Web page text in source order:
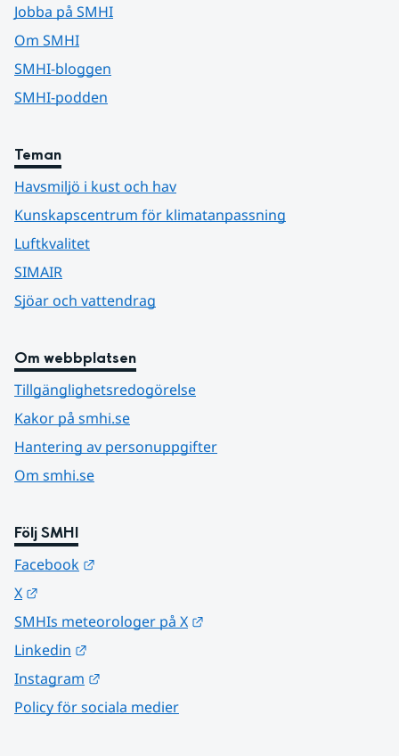
Jobba på SMHI
Om SMHI
SMHI-bloggen
SMHI-podden
Teman
Havsmiljö i kust och hav
Kunskapscentrum för klimatanpassning
Luftkvalitet
SIMAIR
Sjöar och vattendrag
Om webbplatsen
Tillgänglighetsredogörelse
Kakor på smhi.se
Hantering av personuppgifter
Om smhi.se
Följ SMHI
Facebook
X
SMHIs meteorologer på X
Linkedin
Instagram
Policy för sociala medier